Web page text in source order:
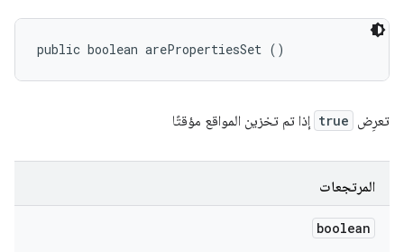
public boolean arePropertiesSet ()
تعرِض true إذا تم تخزين المواقع مؤقتًا
المرتجعات
boolean